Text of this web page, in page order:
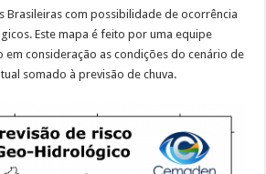
Brasileiras com possibilidade de ocorrência
Este mapa é feito por uma equipe
em consideração as condições do cenário de
somado à previsão de chuva.